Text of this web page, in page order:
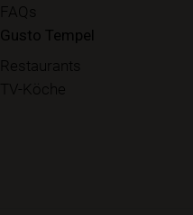
FAQs
Gusto Tempel
Restaurants
TV-Köche